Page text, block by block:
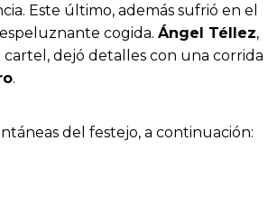
Este último, además sufrió en el
cogida. Ángel Téllez,
dejó detalles con una corrida
.
del festejo, a continuación: